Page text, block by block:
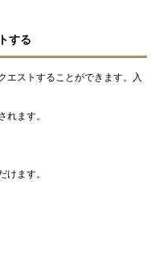
する
エストすることができます。入
れます。
ます。